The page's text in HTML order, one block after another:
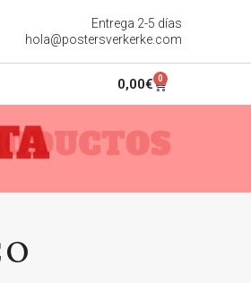
Entrega 2-5 días
hola@postersverkerke.com
0,00€ 0